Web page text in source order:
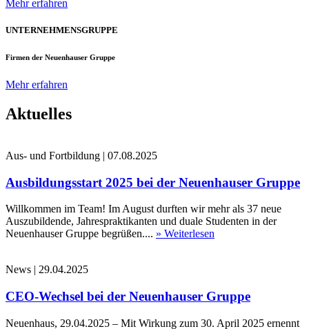
Mehr erfahren
UNTERNEHMENSGRUPPE
Firmen der Neuenhauser Gruppe
Mehr erfahren
Aktuelles
Aus- und Fortbildung | 07.08.2025
Ausbildungsstart 2025 bei der Neuenhauser Gruppe
Willkommen im Team! Im August durften wir mehr als 37 neue
Auszubildende, Jahrespraktikanten und duale Studenten in der
Neuenhauser Gruppe begrüßen.... » Weiterlesen
News | 29.04.2025
CEO-Wechsel bei der Neuenhauser Gruppe
Neuenhaus, 29.04.2025 – Mit Wirkung zum 30. April 2025 ernennt